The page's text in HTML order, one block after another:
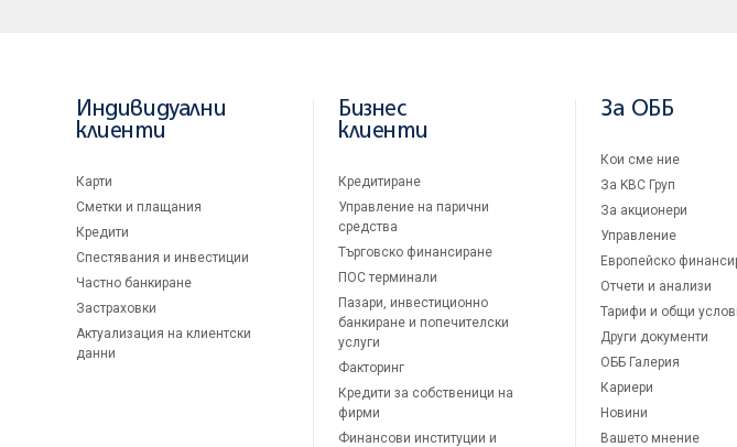
Индивидуални
клиенти
Карти
Сметки и плащания
Кредити
Спестявания и инвестиции
Частно банкиране
Застраховки
Актуализация на клиентски
данни
Бизнес
клиенти
Кредитиране
Управление на парични
средства
Търговско финансиране
ПОС терминали
Пазари, инвестиционно
банкиране и попечителски
услуги
Факторинг
Кредити за собственици на
фирми
Финансови институции и
За ОББ
Кои сме ние
За KBC Груп
За акционери
Управление
Европейско
Отчети и анализи
Тарифи и общи
Други документи
ОББ Галерия
Кариери
Новини
Вашето мнение